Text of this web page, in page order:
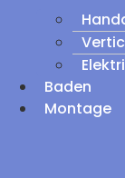
Baden
Montage